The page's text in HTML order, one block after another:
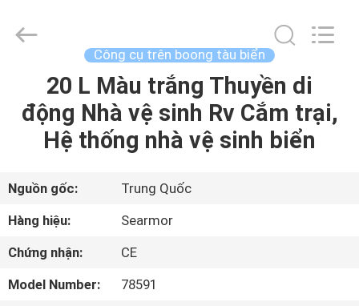
TRANG
CHỦ
SẢN
PHẨM
Jiaxing
Seaman
Công cụ trên boong tàu biển
20 L Màu trắng Thuyền di
động Nhà vệ sinh Rv Cắm trại,
Hệ thống nhà vệ sinh biển
Nguồn gốc:
Trung Quốc
Hàng hiệu:
Searmor
Chứng nhận:
CE
Model Number:
78591